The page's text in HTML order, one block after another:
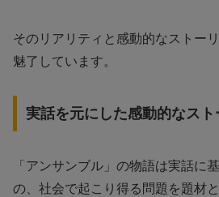
そのリアリティと感動的なストー
魅了しています。
実話を元にした感動的なスト
「アンサンブル」の物語は実話に
の、社会で起こり得る問題を題材と